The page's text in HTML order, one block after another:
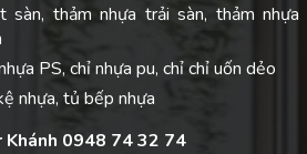
sàn, thảm nhựa trải sàn, thảm nhựa
PS, chỉ nhựa pu, chỉ chỉ uốn dẻo
nhựa, tủ bếp nhựa
Khánh 0948 74 32 74